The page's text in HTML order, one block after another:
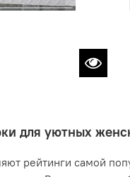
для уютных
рейтинги самой